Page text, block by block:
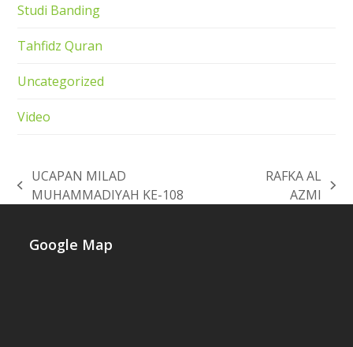
Studi Banding
Tahfidz Quran
Uncategorized
Video
previous
UCAPAN MILAD
MUHAMMADIYAH KE-108
RAFKA AL
AZMI
Google Map